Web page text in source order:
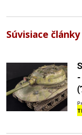
Súvisiace články